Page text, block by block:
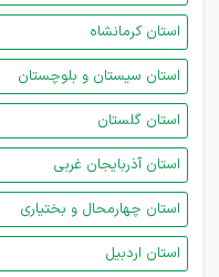
استان کرمانشاه
استان سیستان و بلوچستان
استان گلستان
استان آذربایجان غربی
استان چهارمحال و بختیاری
استان اردبیل